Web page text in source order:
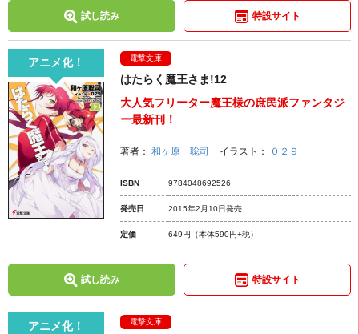
試し読み 特設サイト
アニメ化！ 電撃文庫
はたらく魔王さま!12
大人気フリーター魔王様の庶民派ファンタジ
ー最新刊！
著者： 和ヶ原 聡司 イラスト： ０２９
ISBN 9784048692526
発売日 2015年2月10日発売
定価 649円 （本体590円+税）
試し読み 特設サイト
アニメ化！ 電撃文庫